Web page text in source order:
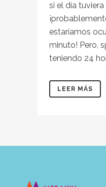
si el día tuviera
estaríamos
minuto! Pero,
teniendo 24
LEER MÁS